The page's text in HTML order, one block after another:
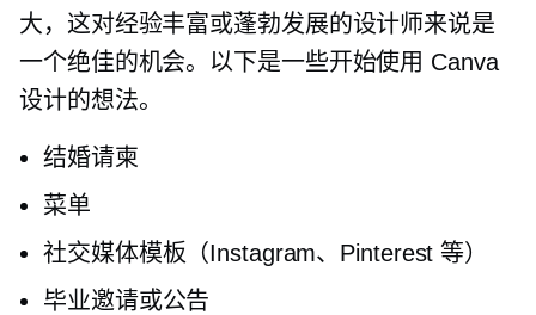
大，这对经验丰富或蓬勃发展的设计师来说是
一个绝佳的机会。以下是一些开始使用 Canva
设计的想法。
结婚请柬
菜单
社交媒体模板（Instagram、Pinterest 等）
毕业邀请或公告